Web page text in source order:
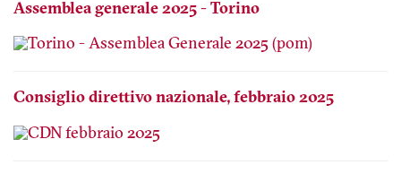
Assemblea generale 2025 - Torino
Consiglio direttivo nazionale, febbraio 2025